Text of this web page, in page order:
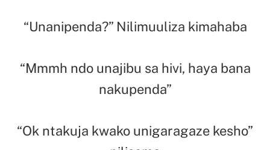
“Unanipenda?” Nilimuuliza kimahaba
“Mmmh ndo unajibu sa hivi, haya bana
nakupenda”
“Ok ntakuja kwako unigaragaze kesho”